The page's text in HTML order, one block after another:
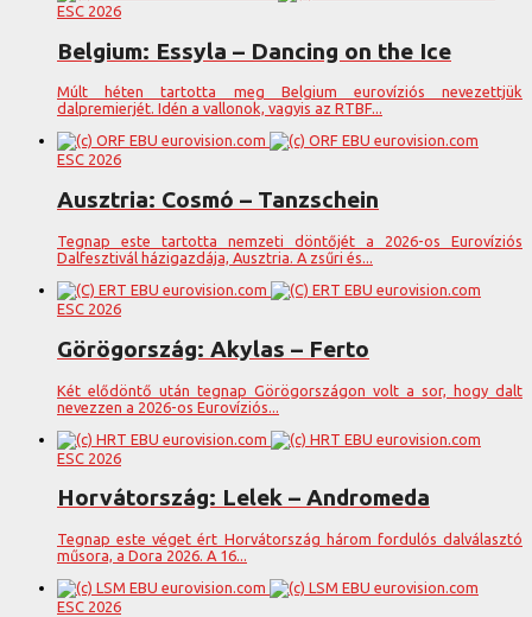
ESC 2026
Belgium: Essyla – Dancing on the Ice
Múlt héten tartotta meg Belgium eurovíziós nevezettjük
dalpremierjét. Idén a vallonok, vagyis az RTBF...
ESC 2026
Ausztria: Cosmó – Tanzschein
Tegnap este tartotta nemzeti döntőjét a 2026-os Eurovíziós
Dalfesztivál házigazdája, Ausztria. A zsűri és...
ESC 2026
Görögország: Akylas – Ferto
Két elődöntő után tegnap Görögországon volt a sor, hogy dalt
nevezzen a 2026-os Eurovíziós...
ESC 2026
Horvátország: Lelek – Andromeda
Tegnap este véget ért Horvátország három fordulós dalválasztó
műsora, a Dora 2026. A 16...
ESC 2026